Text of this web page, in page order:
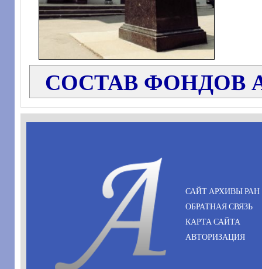
СОСТАВ ФОНДОВ
САЙТ АРХИВЫ РАН
ОБРАТНАЯ СВЯЗЬ
КАРТА САЙТА
АВТОРИЗАЦИЯ